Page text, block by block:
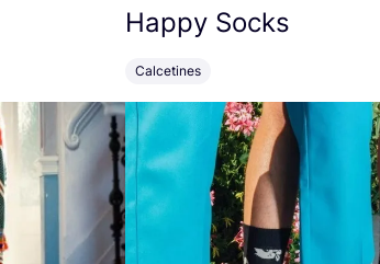
Happy Socks
Calcetines